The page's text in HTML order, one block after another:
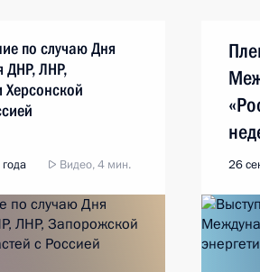
по случаю Дня
ДНР, ЛНР,
Видео, 4 мин. 26